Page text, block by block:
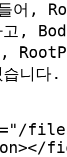
어,
,
,
니다.
files/